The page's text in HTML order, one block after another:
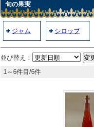
旬の果実
ジャム シロップ
並び替え：
1～6件目/6件